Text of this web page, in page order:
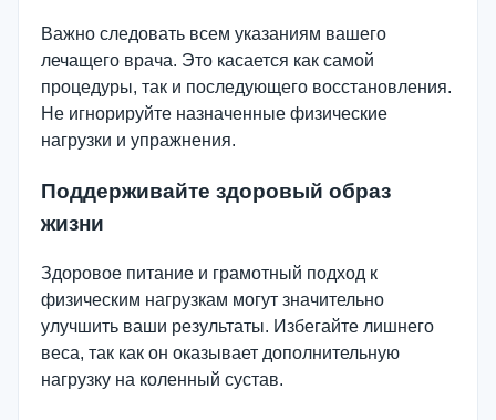
Важно следовать всем указаниям вашего
лечащего врача. Это касается как самой
процедуры, так и последующего восстановления.
Не игнорируйте назначенные физические
нагрузки и упражнения.
Поддерживайте здоровый образ
жизни
Здоровое питание и грамотный подход к
физическим нагрузкам могут значительно
улучшить ваши результаты. Избегайте лишнего
веса, так как он оказывает дополнительную
нагрузку на коленный сустав.